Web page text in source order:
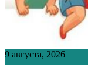
9 августа, 2026